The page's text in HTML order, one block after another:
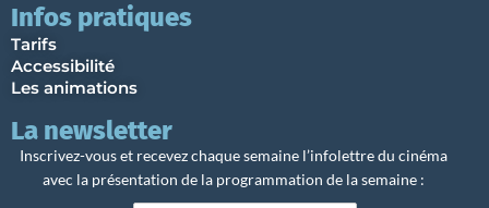
Infos pratiques
Tarifs
Accessibilité
Les animations
La newsletter
Inscrivez-vous et recevez chaque semaine l’infolettre du cinéma
avec la présentation de la programmation de la semaine :